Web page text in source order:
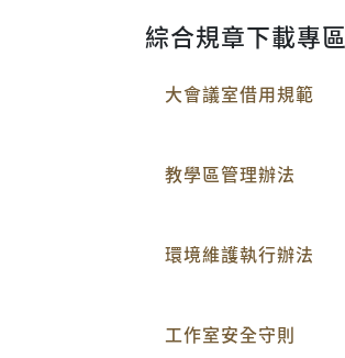
綜合規章下載專區
大會議室借用規範
教學區管理辦法
環境維護執行辦法
工作室安全守則